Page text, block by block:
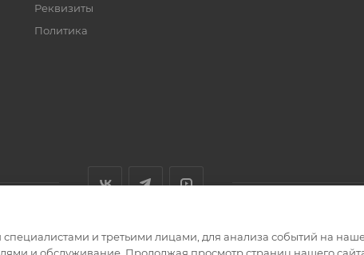
Реквизиты
Политика
и третьими лицами, для анализа событий на